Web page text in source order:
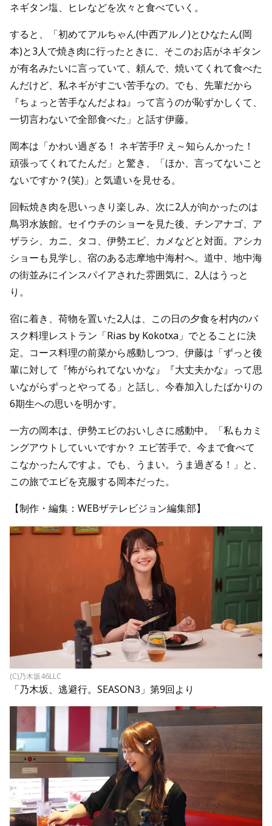
ネギタン塩、ヒレなどを次々と食べていく。
すると、「初めてアルちゃん(中西アルノ)とひなたん(岡
本)と3人で焼き肉に行ったときに、そこのお店がネギタン
が有名みたいに言っていて、頼んで、焼いてくれて食べた
んだけど、私ネギがすごい苦手なの。でも、先輩だから
『ちょっと苦手なんだよね』って言うのが恥ずかしくて、
一切言わないで全部食べた」と話す伊藤。
岡本は「かわい過ぎる！ ネギ苦手!? え～知らんかった！
頑張ってくれてたんだ」と驚き、「ほか、言ってないこと
ないですか？(笑)」と気遣いを見せる。
回転焼き肉を思いっきり楽しみ、次に2人が向かったのは
鳥羽水族館。セイウチのショーを見た後、チンアナゴ、ア
ザラシ、カニ、タコ、伊勢エビ、カメなどと対面。アシカ
ショーも見学し、宿のある志摩地中海村へ。道中、地中海
の街並みにインスパイアされた雰囲気に、2人はうっと
り。
宿に着き、荷物を置いた2人は、この日の夕食を村内のバ
スク料理レストラン「Rias by Kokotxa」でとることに決
定。コース料理の前菜から感動しつつ、伊藤は「ずっと後
輩に対して『怖がられてないかな』『大丈夫かな』って思
いながらずっとやってる」と話し、今春加入したばかりの
6期生への思いを明かす。
一方の岡本は、伊勢エビのおいしさに感動中。「私もカミ
ングアウトしていいですか？ エビ苦手で、今まで食べて
こなかったんですよ。でも、うまい。うま過ぎる！」と、
この旅でエビを克服する岡本だった。
【制作・編集：WEBザテレビジョン編集部】
(C)乃木坂46LLC
「乃木坂、逃避行。SEASON3」第9回より